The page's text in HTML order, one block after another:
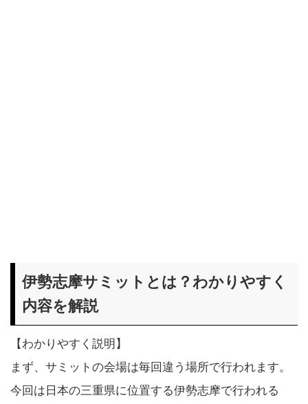
伊勢志摩サミットとは？わかりやすく
内容を解説
【わかりやすく説明】
まず、サミットの会場は毎回違う場所で行われます。
今回は日本の三重県に位置する伊勢志摩で行われる